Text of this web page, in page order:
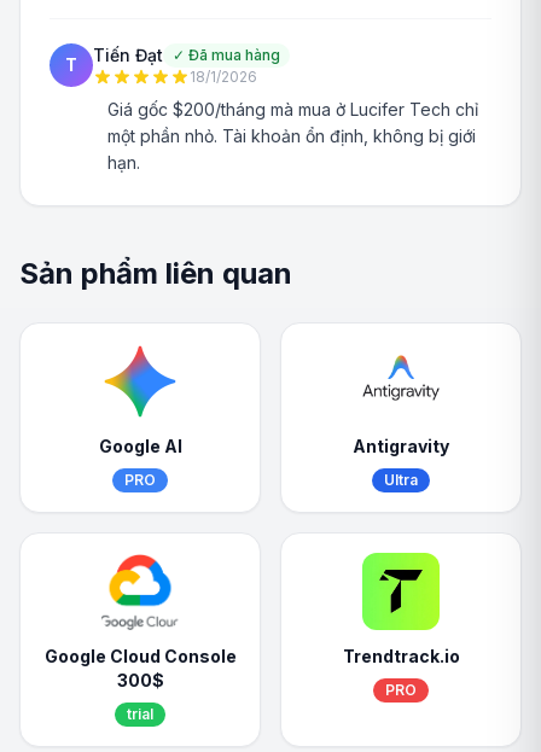
T Tiến Đạt ✓ Đã mua hàng
18/1/2026
Giá gốc $200/tháng mà mua ở Lucifer Tech chỉ
một phần nhỏ. Tài khoản ổn định, không bị giới
hạn.
Sản phẩm liên quan
Google AI
PRO
Antigravity
Ultra
Google Cloud Console
300$
trial
Trendtrack.io
PRO